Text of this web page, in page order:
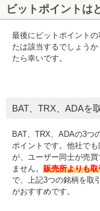
ビットポイントは
最後にビットポイント
たは該当するでしょう
たら幸いです。
BAT、TRX、ADAを
BAT、TRX、ADAの3つ
ポイントです。他社で
が、ユーザー同士が売
ません。 販売所よりも
で、上記3つの銘柄を取
がおすすめです。